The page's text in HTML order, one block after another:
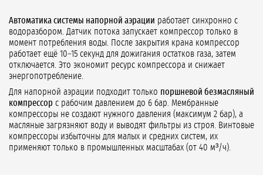
Автоматика системы напорной аэрации работает синхронно с
водоразбором. Датчик потока запускает компрессор только в
момент потребления воды. После закрытия крана компрессор
работает ещё 10–15 секунд для дожигания остатков газа, затем
отключается. Это экономит ресурс компрессора и снижает
энергопотребление.
Для напорной аэрации подходит только поршневой безмасляный
компрессор с рабочим давлением до 6 бар. Мембранные
компрессоры не создают нужного давления (максимум 2 бар), а
масляные загрязняют воду и выводят фильтры из строя. Винтовые
компрессоры избыточны для малых и средних систем, их
применяют только в промышленных масштабах (от 40 м³/ч).